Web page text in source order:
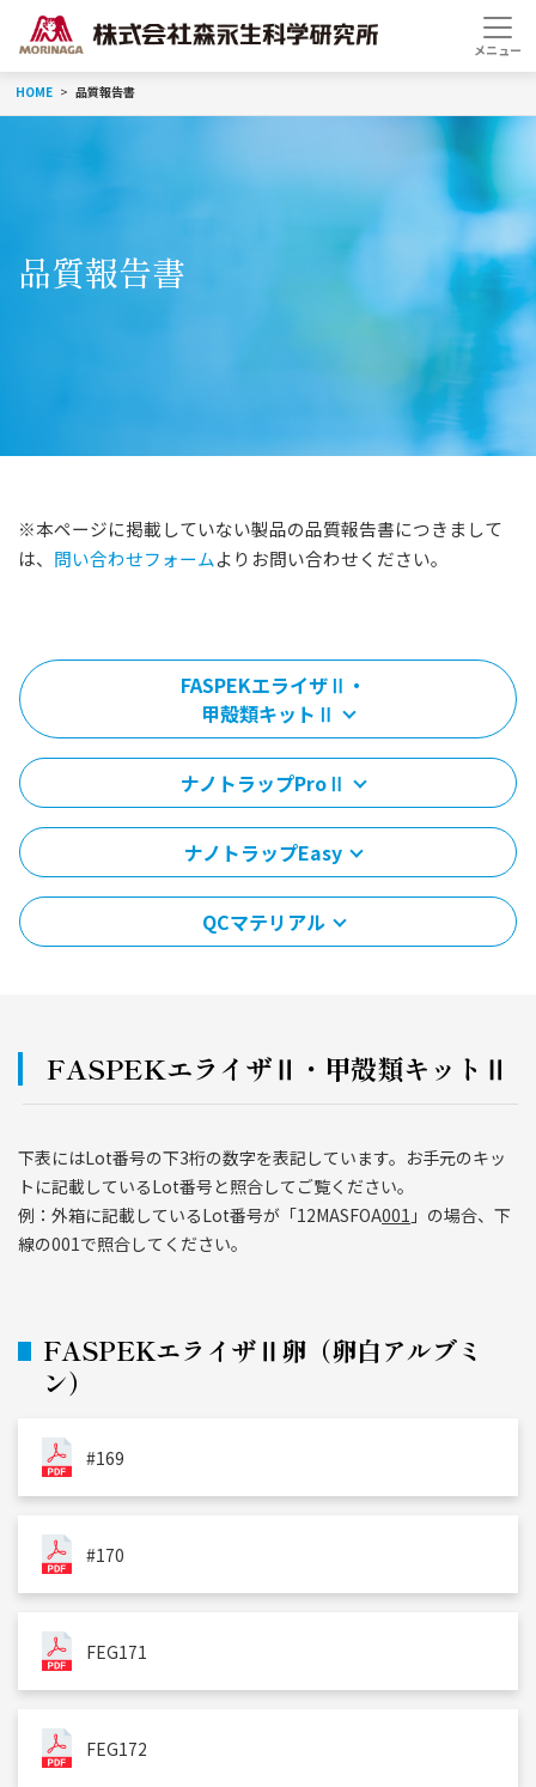
HOME 品質報告書
品質報告書
※本ページに掲載していない製品の品質報告書につきまして
は、 問い合わせフォームよりお問い合わせください。
FASPEKエライザⅡ・
甲殻類キットⅡ
ナノトラップProⅡ
ナノトラップEasy
QCマテリアル
FASPEKエライザⅡ・甲殻類キットⅡ
下表にはLot番号の下3桁の数字を表記しています。お手元のキッ
トに記載しているLot番号と照合してご覧ください。
例：外箱に記載しているLot番号が「12MASFOA001 」の場合、下
線の001で照合してください。
FASPEKエライザⅡ卵（卵白アルブミ
ン）
#169
#170
FEG171
FEG172